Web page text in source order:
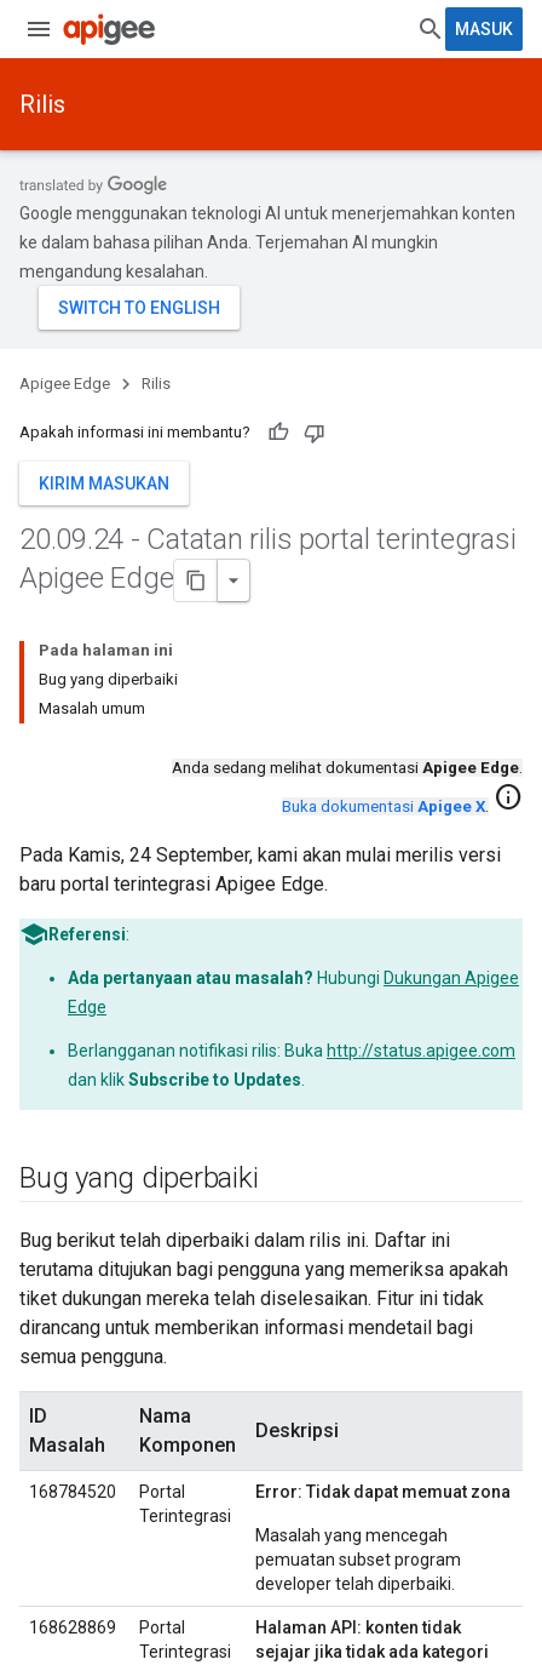
MASUK
Rilis
Google menggunakan teknologi AI untuk menerjemahkan konten
ke dalam bahasa pilihan Anda. Terjemahan AI mungkin
mengandung kesalahan.
Apigee Edge Rilis
Apakah informasi ini membantu?
KIRIM MASUKAN
20.09.24 - Catatan rilis portal terintegrasi
Apigee Edge
Pada halaman ini
Bug yang diperbaiki
Masalah umum
Anda sedang melihat dokumentasi Apigee Edge.
Buka dokumentasi Apigee X. info
Pada Kamis, 24 September, kami akan mulai merilis versi
baru portal terintegrasi Apigee Edge.
Referensi:
Ada pertanyaan atau masalah? Hubungi Dukungan Apigee
Edge
Berlangganan notifikasi rilis: Buka http://status.apigee.com
dan klikSubscribe to Updates
Bug yang diperbaiki
Bug berikut telah diperbaiki dalam rilis ini. Daftar ini
terutama ditujukan bagi pengguna yang memeriksa apakah
tiket dukungan mereka telah diselesaikan. Fitur ini tidak
dirancang untuk memberikan informasi mendetail bagi
semua pengguna.
ID
Masalah
Nama
Komponen
Deskripsi
168784520
Portal
Terintegrasi
Error: Tidak dapat memuat zona
Masalah yang mencegah
pemuatan subset program
developer telah diperbaiki.
168628869
Portal
Terintegrasi
Halaman API: konten tidak
sejajar jika tidak ada kategori